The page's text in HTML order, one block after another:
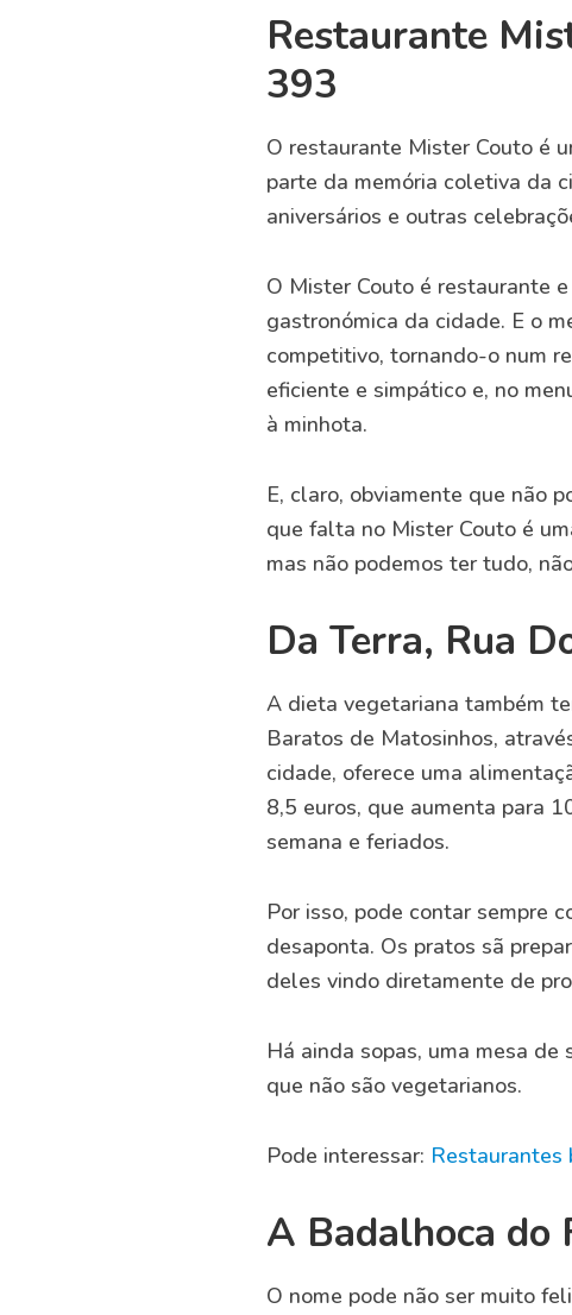
Restaurante
393
O restaurante Mister Couto é
parte da memória coletiva da
aniversários e outras
O Mister Couto é restaurante
gastronómica da cidade. E o
competitivo, tornando-o num
eficiente e simpático e, no
à minhota.
E, claro, obviamente que não
que falta no Mister Couto é
mas não podemos ter tudo,
Da Terra, Rua
A dieta vegetariana também
Baratos de Matosinhos,
cidade, oferece uma
8,5 euros, que aumenta para
semana e feriados.
Por isso, pode contar sempre
desaponta. Os pratos sã
deles vindo diretamente de
Há ainda sopas, uma mesa
que não são vegetarianos.
Pode interessar: Restaurantes
A Badalhoca do
O nome pode não ser muito